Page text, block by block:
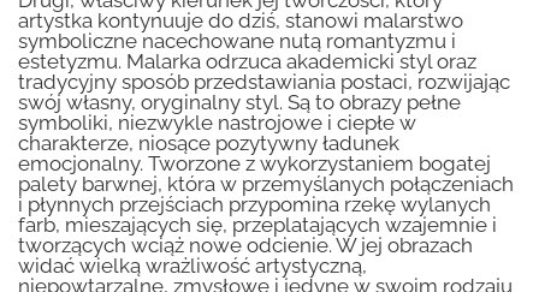
artystka kontynuuje do dziś, stanowi malarstwo
symboliczne nacechowane nutą romantyzmu i
estetyzmu. Malarka odrzuca akademicki styl oraz
tradycyjny sposób przedstawiania postaci, rozwijając
swój własny, oryginalny styl. Są to obrazy pełne
symboliki, niezwykle nastrojowe i ciepłe w
charakterze, niosące pozytywny ładunek
emocjonalny. Tworzone z wykorzystaniem bogatej
palety barwnej, która w przemyślanych połączeniach
i płynnych przejściach przypomina rzekę wylanych
farb, mieszających się, przeplatających wzajemnie i
tworzących wciąż nowe odcienie. W jej obrazach
widać wielką wrażliwość artystyczną,
niepowtarzalne, zmysłowe i jedyne w swoim rodzaju